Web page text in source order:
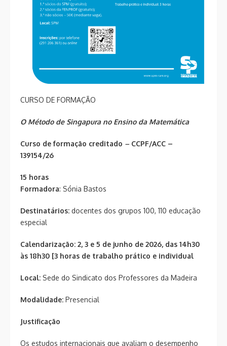
CURSO DE FORMAÇÃO
O Método de Singapura no Ensino da Matemática
Curso de formação creditado – CCPF/ACC –
139154/26
15 horas
Formadora: Sónia Bastos
Destinatários: docentes dos grupos 100, 110 educação
especial
Calendarização: 2, 3 e 5 de junho de 2026, das 14h30
às 18h30 [3 horas de trabalho prático e individual
Local: Sede do Sindicato dos Professores da Madeira
Modalidade: Presencial
Justificação
Os estudos internacionais que avaliam o desempenho